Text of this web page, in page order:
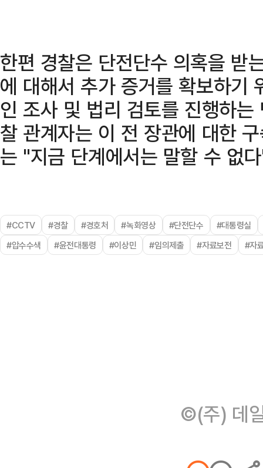
한편 경찰은 단전단수 의혹을 받
에 대해서 추가 증거를 확보하기
인 조사 및 법리 검토를 진행하
찰 관계자는 이 전 장관에 대한
는 "지금 단계에서는 말할 수 없
#CCTV #경찰 #경호처 #녹화영상 #단전단수
#대통령실
#압수수색
#윤전대통령 #이상민 #임의제출 #자료보전 #자
©(주) 데